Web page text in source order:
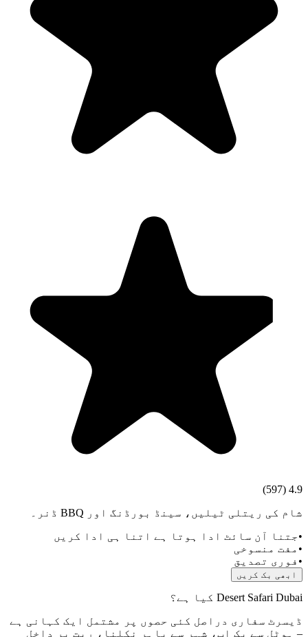
4.9
(
597
)
شام کی ریتلی ٹیلیں، سینڈ بورڈنگ اور BBQ ڈنر۔
•جتنا آن سائٹ ادا ہوتا ہے اتنا ہی ادا کریں
• مفت منسوخی
• فوری تصدیق
ابھی بک کریں
Desert Safari Dubai کیا ہے؟
ڈیسرٹ سفاری دراصل کئی حصوں پر مشتمل ایک کہانی ہے
– ہوٹل سے پِک اپ، شہر سے باہر نکلنا، ریت پر داخل